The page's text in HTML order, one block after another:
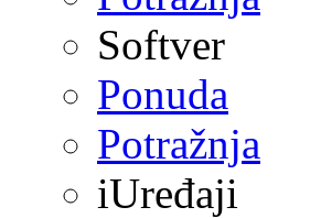
Softver
Ponuda
Potražnja
iUređaji